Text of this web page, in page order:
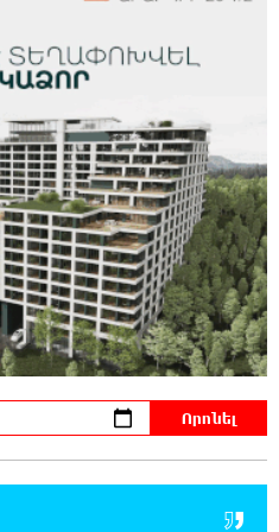
ապօրինի է եղել.
հետո իշխանական
թիվը փոքրանում է,
Նարեկ Կարապետյան
տեսլականը
նաև գինեգործության